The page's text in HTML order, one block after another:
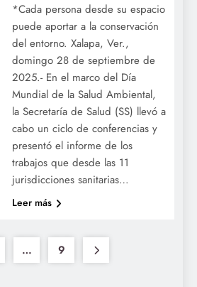
*Cada persona desde su espacio
puede aportar a la conservación
del entorno. Xalapa, Ver.,
domingo 28 de septiembre de
2025.- En el marco del Día
Mundial de la Salud Ambiental,
la Secretaría de Salud (SS) llevó a
cabo un ciclo de conferencias y
presentó el informe de los
trabajos que desde las 11
jurisdicciones sanitarias…
Leer más
… 9